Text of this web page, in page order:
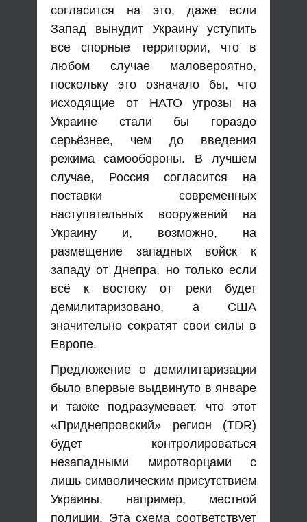
согласится на это, даже если
Запад вынудит Украину уступить
все спорные территории, что в
любом случае маловероятно,
поскольку это означало бы, что
исходящие от НАТО угрозы на
Украине стали бы гораздо
серьёзнее, чем до введения
режима самообороны. В лучшем
случае, Россия согласится на
поставки современных
наступательных вооружений на
Украину и, возможно, на
размещение западных войск к
западу от Днепра, но только если
всё к востоку от реки будет
демилитаризовано, а США
значительно сократят свои силы в
Европе.
Предложение о демилитаризации
было впервые выдвинуто в январе
и также подразумевает, что этот
«Приднепровский» регион (TDR)
будет контролироваться
незападными миротворцами с
лишь символическим присутствием
Украины, например, местной
полиции. Эта схема соответствует